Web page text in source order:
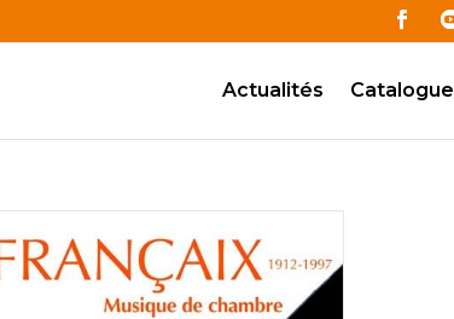
Actualités Catalogue